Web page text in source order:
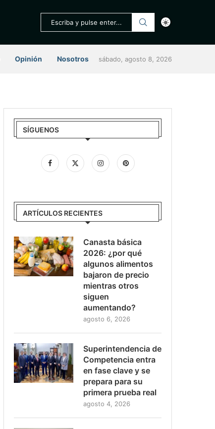
Opinión Nosotros sábado, agosto 8, 2026
SÍGUENOS
ARTÍCULOS RECIENTES
Canasta básica
2026: ¿por qué
algunos alimentos
bajaron de precio
mientras otros
siguen
aumentando?
agosto 6, 2026
Superintendencia de
Competencia entra
en fase clave y se
prepara para su
primera prueba real
agosto 4, 2026